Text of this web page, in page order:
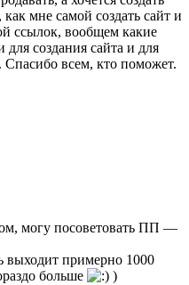
мне самой создать сайт и
ссылок, вообщем какие
создания сайта и для
всем, кто поможет.
могу посоветовать ПП —
выходит примерно 1000
больше
)